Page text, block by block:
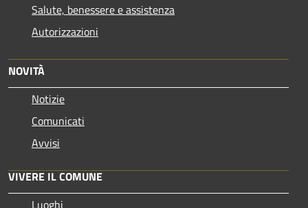
Salute, benessere e assistenza
Autorizzazioni
NOVITÀ
Notizie
Comunicati
Avvisi
VIVERE IL COMUNE
Luoghi